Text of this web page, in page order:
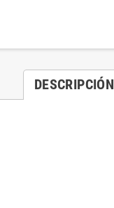
DESCRIPCIÓN